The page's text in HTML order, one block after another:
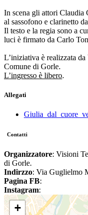
In scena gli attori Claudia
al sassofono e clarinetto
Il testo e la regia sono a
luci è firmato da Carlo
L’iniziativa è realizzata
Comune di Gorle.
L’ingresso è libero.
Allegati
Contatti
Organizzatore: Visioni
di Gorle.
Indirzzo: Via Guglielmo
Pagina FB:
Instagram:
+